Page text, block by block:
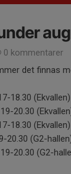
0 kommentarer
det finnas
18.30 (Ekvallen)
20.30
18.30 (Ekvallen)
20.30 (G2-
20.30 (G2-